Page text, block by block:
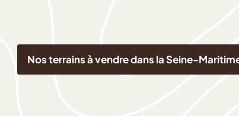
Nos terrains à vendre dans la Seine-